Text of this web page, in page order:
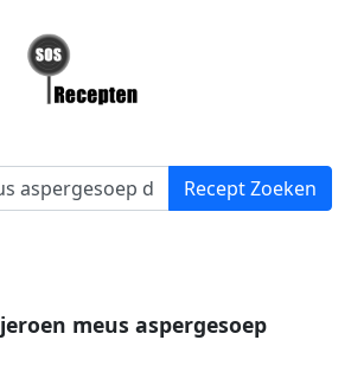
jeroen meus aspergesoep